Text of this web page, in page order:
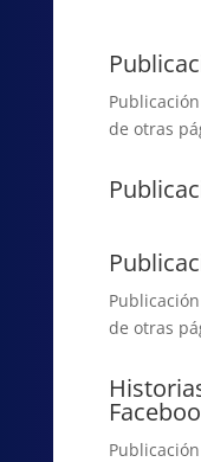
de otras
de otras